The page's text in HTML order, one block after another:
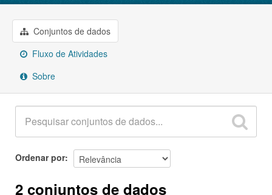
Organizações
Grupos
Sobre
Conjuntos de dados
Fluxo de Atividades
Sobre
Ordenar por
2 conjuntos de dados